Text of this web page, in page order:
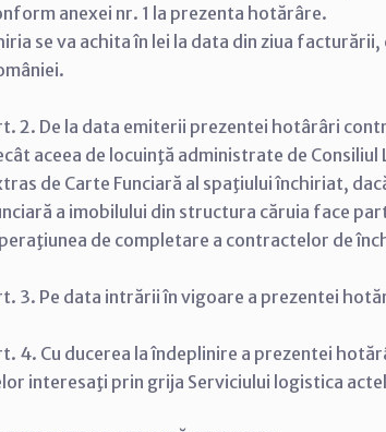
anexei nr. 1 la prezenta hotărâre.
se va achita în lei la data din ziua
2. De la data emiterii prezentei hotârâri
aceea de locuinţă administrate de
de Carte Funciară al spaţiului închiriat,
a imobilului din structura căruia face
de completare a contractelor de
4. Cu ducerea la îndeplinire a prezentei
interesaţi prin grija Serviciului logistica